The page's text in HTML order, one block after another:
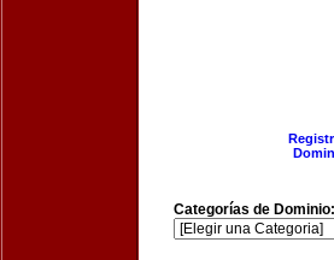
Categorías de Dominio: